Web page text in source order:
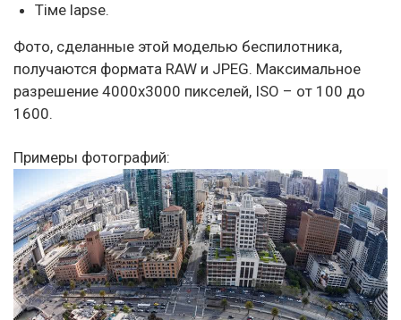
Tiме lapse.
Фото, сделанные этой моделью беспилотника,
получаются формата RAW и JPEG. Максимальное
разрешение 4000х3000 пикселей, ISO – от 100 до
1600.
Примеры фотографий: